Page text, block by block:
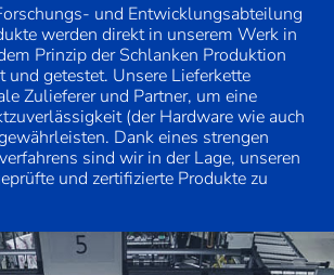
und Entwicklungsabteilung
werden direkt in unserem Werk in
Prinzip der Schlanken Produktion
und getestet. Unsere Lieferkette
Zulieferer und Partner, um eine
(der Hardware wie auch
Dank eines strengen
sind wir in der Lage, unseren
und zertifizierte Produkte zu